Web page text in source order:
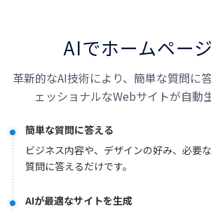
AIでホームペー
革新的なAI技術により、簡単な質問に
ェッショナルなWebサイトが自動
簡単な質問に答える
ビジネス内容や、デザインの好み、必要
質問に答えるだけです。
AIが最適なサイトを生成